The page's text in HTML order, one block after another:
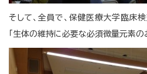
そして、全員で、保健医療大学臨床
「生体の維持に必要な必須微量元素の